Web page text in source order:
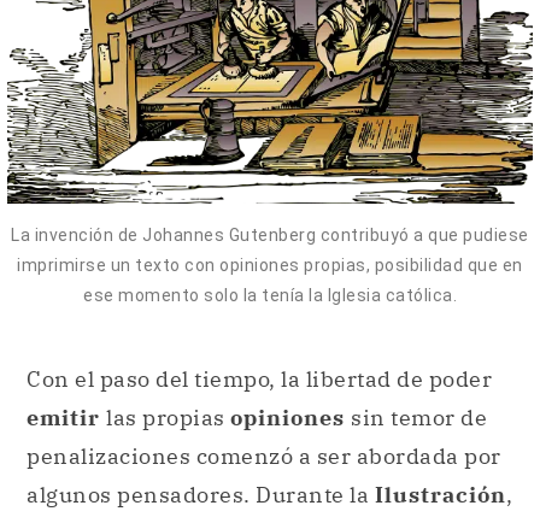
La invención de Johannes Gutenberg contribuyó a que pudiese
imprimirse un texto con opiniones propias, posibilidad que en
ese momento solo la tenía la Iglesia católica.
Con el paso del tiempo, la libertad de poder
emitir las propias opiniones sin temor de
penalizaciones comenzó a ser abordada por
algunos pensadores. Durante la Ilustración,